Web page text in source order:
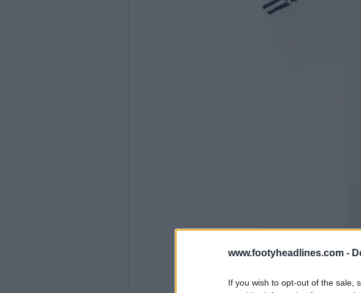
www.footyheadlines.com -
If you wish to opt-out of the sale,